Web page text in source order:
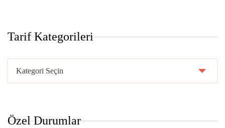
Tarif Kategorileri
Özel Durumlar